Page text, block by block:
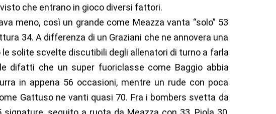
che entrano in gioco diversi fattori.
meno, così un grande come Meazza vanta “solo” 53
34. A differenza di un Graziani che ne annovera una
solite scvelte discutibili degli allenatori di turno a farla
difatti che un super fuoriclasse come Baggio abbia
in appena 56 occasioni, mentre un rude con poca
Gattuso ne vanti quasi 70. Fra i bombers svetta da